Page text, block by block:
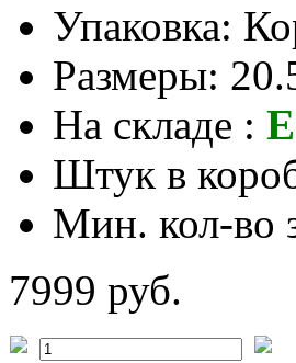
Упаковка:
Размеры:
На складе :
Штук в
Мин. кол-во
7999 руб.